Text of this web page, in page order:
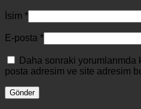
İsim *
E-posta *
Daha sonraki yorumlarımda
posta adresim ve site adresim